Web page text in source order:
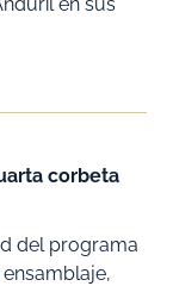
corbeta
del programa